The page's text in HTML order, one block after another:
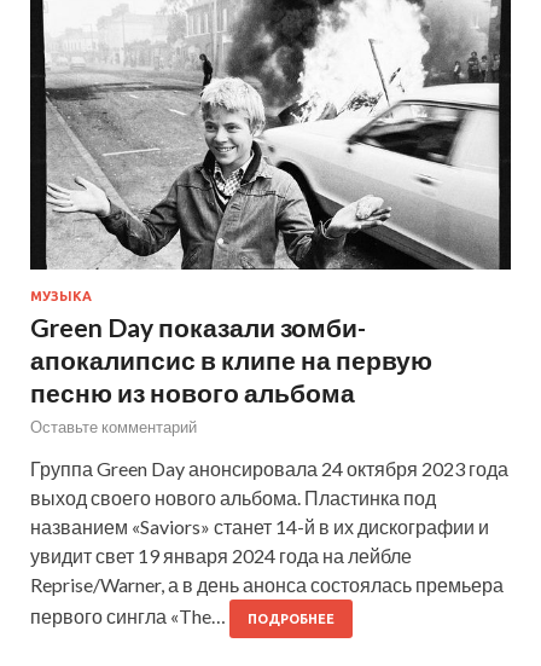
МУЗЫКА
Green Day показали зомби-
апокалипсис в клипе на первую
песню из нового альбома
Оставьте комментарий
Группа Green Day анонсировала 24 октября 2023 года
выход своего нового альбома. Пластинка под
названием «Saviors» станет 14-й в их дискографии и
увидит свет 19 января 2024 года на лейбле
Reprise/Warner, а в день анонса состоялась премьера
первого сингла «The…
ПОДРОБНЕЕ